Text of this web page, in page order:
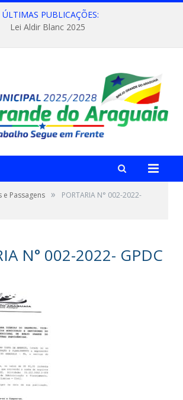
ÚLTIMAS PUBLICAÇÕES:
Lei Aldir Blanc 2025
e Passagens »
PORTARIA N° 002-2022-
N° 002-2022- GPDC